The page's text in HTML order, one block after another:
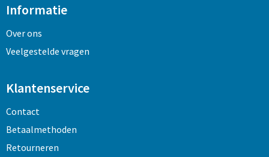
Informatie
Over ons
Veelgestelde vragen
Klantenservice
Contact
Betaalmethoden
Retourneren